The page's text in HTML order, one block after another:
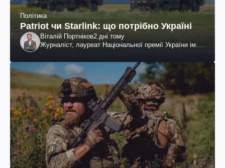
Політика
Patriot чи Starlink: що потрібно Україні
Віталій Портніков2 дні тому
Журналіст, лауреат Національної премії України ім.